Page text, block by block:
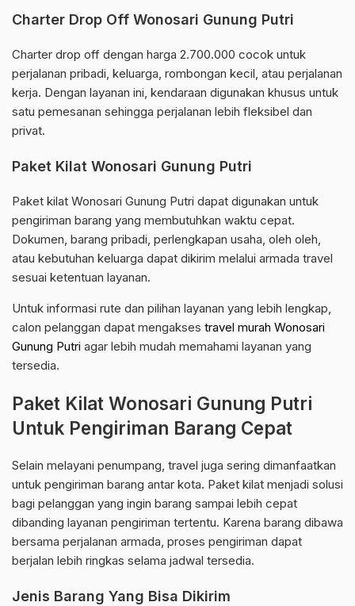
Charter Drop Off Wonosari Gunung Putri
Charter drop off dengan harga 2.700.000 cocok untuk
perjalanan pribadi, keluarga, rombongan kecil, atau perjalanan
kerja. Dengan layanan ini, kendaraan digunakan khusus untuk
satu pemesanan sehingga perjalanan lebih fleksibel dan
privat.
Paket Kilat Wonosari Gunung Putri
Paket kilat Wonosari Gunung Putri dapat digunakan untuk
pengiriman barang yang membutuhkan waktu cepat.
Dokumen, barang pribadi, perlengkapan usaha, oleh oleh,
atau kebutuhan keluarga dapat dikirim melalui armada travel
sesuai ketentuan layanan.
Untuk informasi rute dan pilihan layanan yang lebih lengkap,
calon pelanggan dapat mengakses travel murah Wonosari
Gunung Putri agar lebih mudah memahami layanan yang
tersedia.
Paket Kilat Wonosari Gunung Putri
Untuk Pengiriman Barang Cepat
Selain melayani penumpang, travel juga sering dimanfaatkan
untuk pengiriman barang antar kota. Paket kilat menjadi solusi
bagi pelanggan yang ingin barang sampai lebih cepat
dibanding layanan pengiriman tertentu. Karena barang dibawa
bersama perjalanan armada, proses pengiriman dapat
berjalan lebih ringkas selama jadwal tersedia.
Jenis Barang Yang Bisa Dikirim